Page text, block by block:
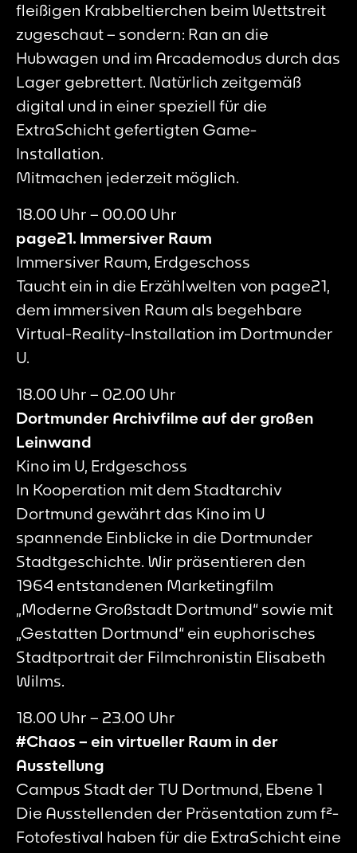
fleißigen Krabbeltierchen beim Wettstreit
zugeschaut – sondern: Ran an die
Hubwagen und im Arcademodus durch das
Lager gebrettert. Natürlich zeitgemäß
digital und in einer speziell für die
ExtraSchicht gefertigten Game-
Installation.
Mitmachen jederzeit möglich.
18.00 Uhr – 00.00 Uhr
page21. Immersiver Raum
Immersiver Raum, Erdgeschoss
Taucht ein in die Erzählwelten von page21,
dem immersiven Raum als begehbare
Virtual-Reality-Installation im Dortmunder
U.
18.00 Uhr – 02.00 Uhr
Dortmunder Archivfilme auf der großen
Leinwand
Kino im U, Erdgeschoss
In Kooperation mit dem Stadtarchiv
Dortmund gewährt das Kino im U
spannende Einblicke in die Dortmunder
Stadtgeschichte. Wir präsentieren den
1964 entstandenen Marketingfilm
„Moderne Großstadt Dortmund“ sowie mit
„Gestatten Dortmund“ ein euphorisches
Stadtportrait der Filmchronistin Elisabeth
Wilms.
18.00 Uhr – 23.00 Uhr
#Chaos – ein virtueller Raum in der
Ausstellung
Campus Stadt der TU Dortmund, Ebene 1
Die Ausstellenden der Präsentation zum f²-
Fotofestival haben für die ExtraSchicht eine